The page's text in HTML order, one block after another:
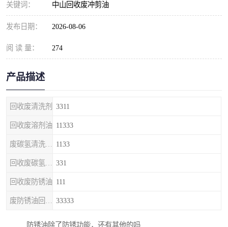
关键词： 中山回收废冲剪油
发布日期： 2026-08-06
阅 读 量： 274
产品描述
回收废清洗剂 3311
回收废溶剂油 11333
1133
331
回收废防锈油 111
33333
防锈油除了防锈功能，还有其他的吗